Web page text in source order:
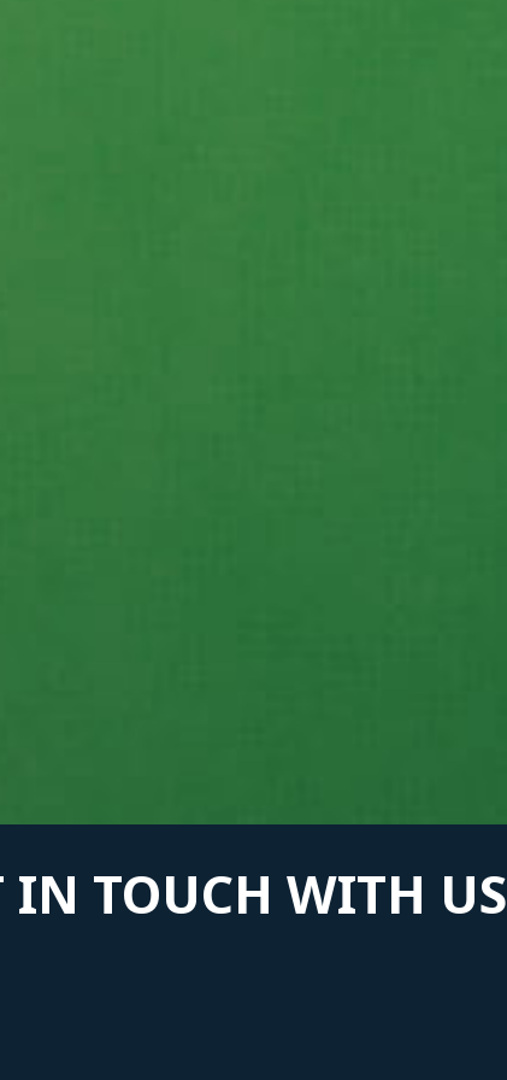
IN TOUCH WITH US